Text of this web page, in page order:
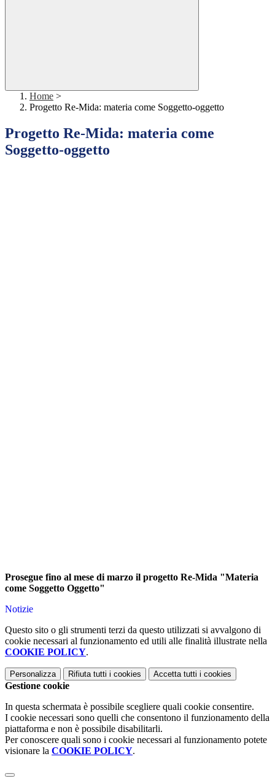
Home >
Progetto Re-Mida: materia come Soggetto-oggetto
Progetto Re-Mida: materia come
Soggetto-oggetto
Prosegue fino al mese di marzo il progetto Re-Mida "Materia
come Soggetto Oggetto"
Notizie
Questo sito o gli strumenti terzi da questo utilizzati si avvalgono di
cookie necessari al funzionamento ed utili alle finalità illustrate nella
COOKIE POLICY.
Personalizza Rifiuta tutti i cookies Accetta tutti i cookies
Gestione cookie
In questa schermata è possibile scegliere quali cookie consentire.
I cookie necessari sono quelli che consentono il funzionamento della
piattaforma e non è possibile disabilitarli.
Per conoscere quali sono i cookie necessari al funzionamento potete
visionare la COOKIE POLICY.